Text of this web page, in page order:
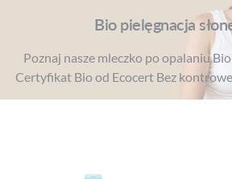
Bio pielęgnacja
Poznaj nasze mleczko po opalaniu
Certyfikat Bio od Ecocert Bez